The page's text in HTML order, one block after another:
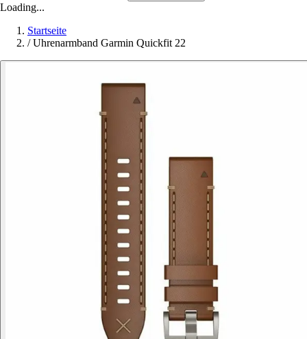
Loading...
Startseite
/ Uhrenarmband Garmin Quickfit 22